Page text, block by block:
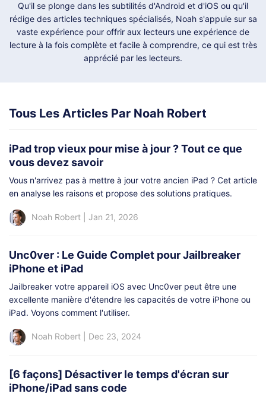
Qu'il se plonge dans les subtilités d'Android et d'iOS ou qu'il
rédige des articles techniques spécialisés, Noah s'appuie sur sa
vaste expérience pour offrir aux lecteurs une expérience de
lecture à la fois complète et facile à comprendre, ce qui est très
apprécié par les lecteurs.
Tous Les Articles Par Noah Robert
iPad trop vieux pour mise à jour ? Tout ce que
vous devez savoir
Vous n'arrivez pas à mettre à jour votre ancien iPad ? Cet article
en analyse les raisons et propose des solutions pratiques.
Noah Robert Jan 21, 2026
Unc0ver : Le Guide Complet pour Jailbreaker
iPhone et iPad
Jailbreaker votre appareil iOS avec Unc0ver peut être une
excellente manière d'étendre les capacités de votre iPhone ou
iPad. Voyons comment l'utiliser.
Noah Robert Dec 23, 2024
[6 façons] Désactiver le temps d'écran sur
iPhone/iPad sans code